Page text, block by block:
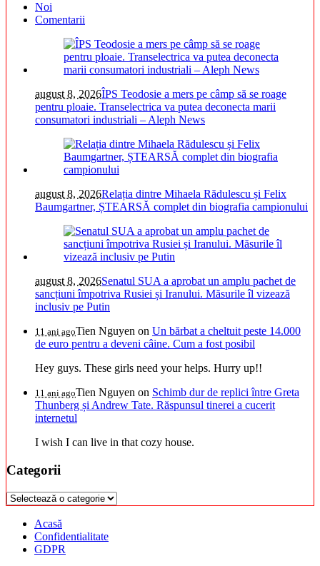
Noi
Comentarii
august 8, 2026ÎPS Teodosie a mers pe câmp să se roage
pentru ploaie. Transelectrica va putea deconecta marii
consumatori industriali – Aleph News
august 8, 2026Relația dintre Mihaela Rădulescu și Felix
Baumgartner, ȘTEARSĂ complet din biografia campionului
august 8, 2026Senatul SUA a aprobat un amplu pachet de
sancțiuni împotriva Rusiei și Iranului. Măsurile îl vizează
inclusiv pe Putin
11 ani agoTien Nguyen on Un bărbat a cheltuit peste 14.000
de euro pentru a deveni câine. Cum a fost posibil
Hey guys. These girls need your helps. Hurry up!!
11 ani agoTien Nguyen on Schimb dur de replici între Greta
Thunberg și Andrew Tate. Răspunsul tinerei a cucerit
internetul
I wish I can live in that cozy house.
Categorii
Categorii
Acasă
Confidentialitate
GDPR